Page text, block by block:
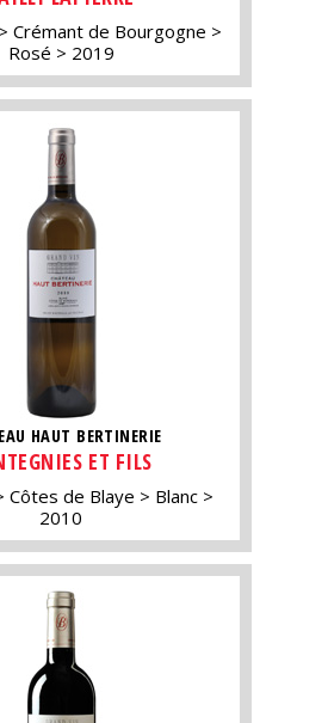
Crémant de Bourgogne
Rosé
2019
HAUT BERTINERIE
ET FILS
Côtes de Blaye
Blanc
2010